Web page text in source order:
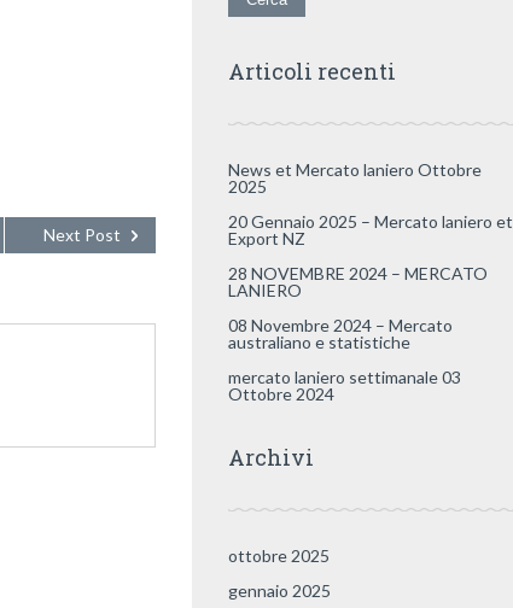
Next Post
Articoli recenti
News et Mercato laniero Ottobre
2025
20 Gennaio 2025 – Mercato laniero et
Export NZ
28 NOVEMBRE 2024 – MERCATO
LANIERO
08 Novembre 2024 – Mercato
australiano e statistiche
mercato laniero settimanale 03
Ottobre 2024
Archivi
ottobre 2025
gennaio 2025